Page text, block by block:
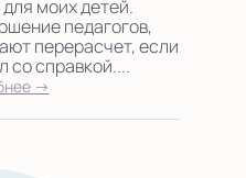
моих детей.
педагогов,
перерасчет, если
со справкой....
→